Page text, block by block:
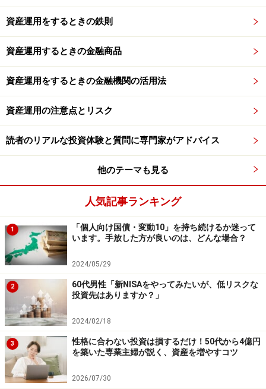
るケースもあります。
重要なのは、
空室率はどうか
といった点です。単純に利回りだけを見るのではなく、
運用内容にも目を向けることが大切です。
分配金だけで判断しないことが大切
REITを見るとき、どうしても利回りに目が行きがちで
資産運用をするときの鉄則
資産運用するときの金融商品
資産運用をするときの金融機関の活用法
資産運用の注意点とリスク
読者のリアルな投資体験と質問に専門家がアドバイス
他のテーマも見る
人気記事ランキング
1
「個人向け国債・変動10」を持ち続けるか迷って
います。手放した方が良いのは、どんな場合？
2024/05/29
2
60代男性「新NISAをやってみたいが、低リスクな
投資先はありますか？」
2024/02/18
3
性格に合わない投資は損するだけ！50代から4億円
を築いた専業主婦が説く、資産を増やすコツ
2026/07/30